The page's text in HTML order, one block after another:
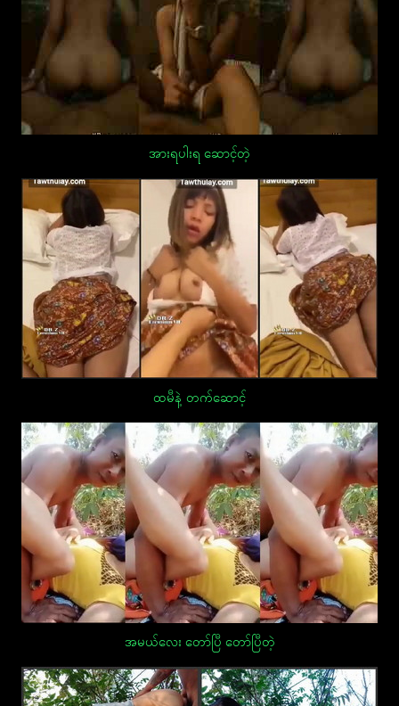
အားရပါးရ ဆောင့်တဲ့
ထမီနဲ့ တက်ဆောင့်
အမယ်လေး တော်ပြီ တော်ပြီတဲ့